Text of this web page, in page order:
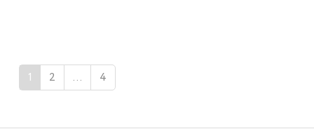
1 2 … 4